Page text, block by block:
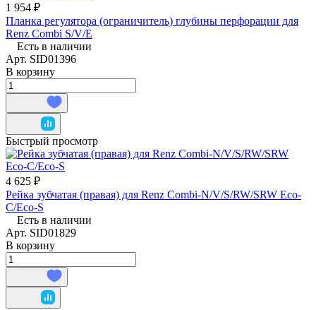
1 954 ₽
Планка регулятора (ограничитель) глубины перфорации для
Renz Combi S/V/E
Есть в наличии
Арт. SID01396
В корзину
Быстрый просмотр
4 625 ₽
Рейка зубчатая (правая) для Renz Combi-N/V/S/RW/SRW Eco-
C/Eco-S
Есть в наличии
Арт. SID01829
В корзину